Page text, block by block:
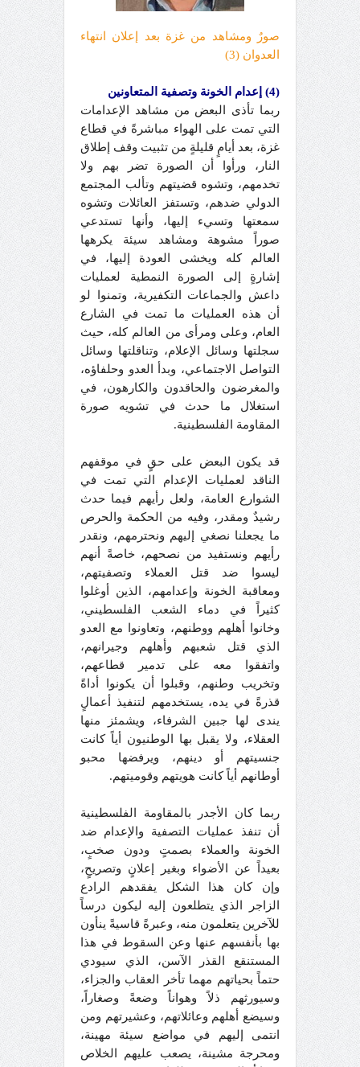
صورٌ ومشاهد من غزة بعد إعلان انتهاء
العدوان (3)
(4) إعدام الخونة وتصفية المتعاونين
ربما تأذى البعض من مشاهد الإعدامات
التي تمت على الهواء مباشرةً في قطاع
غزة، بعد أيامٍ قليلةٍ من تثبيت وقف إطلاق
النار، ورأوا أن الصورة تضر بهم ولا
تخدمهم، وتشوه قضيتهم وتألب المجتمع
الدولي ضدهم، وتستفز العائلات وتشوه
سمعتها وتسيء إليها، وأنها تستدعي
صوراً مشوهة ومشاهد سيئة يكرهها
العالم كله ويخشى العودة إليها، في
إشارةٍ إلى الصورة النمطية لعمليات
داعش والجماعات التكفيرية، وتمنوا لو
أن هذه العمليات ما تمت في الشارع
العام، وعلى ومرأى من العالم كله، حيث
سجلتها وسائل الإعلام، وتناقلتها وسائل
التواصل الاجتماعي، وبدأ العدو وحلفاؤه،
والمغرضون والحاقدون والكارهون، في
استغلال ما حدث في تشويه صورة
المقاومة الفلسطينية.
قد يكون البعض على حقٍ في موقفهم
الناقد لعمليات الإعدام التي تمت في
الشوارع العامة، ولعل رأيهم فيما حدث
رشيدٌ ومقدر، وفيه من الحكمة والحرص
ما يجعلنا نصغي إليهم ونحترمهم، ونقدر
رأيهم ونستفيد من نصحهم، خاصةً أنهم
ليسوا ضد قتل العملاء وتصفيتهم،
ومعاقبة الخونة وإعدامهم، الذين أوغلوا
كثيراً في دماء الشعب الفلسطيني،
وخانوا أهلهم ووطنهم، وتعاونوا مع العدو
الذي قتل شعبهم وأهلهم وجيرانهم،
واتفقوا معه على تدمير قطاعهم،
وتخريب وطنهم، وقبلوا أن يكونوا أداةً
قذرةً في يده، يستخدمهم لتنفيذ أعمالٍ
يندى لها جبين الشرفاء، ويشمئز منها
العقلاء، ولا يقبل بها الوطنيون أياً كانت
جنسيتهم أو دينهم، ويرفضها محبو
أوطانهم أياً كانت هويتهم وقوميتهم.
ربما كان الأجدر بالمقاومة الفلسطينية
أن تنفذ عمليات التصفية والإعدام ضد
الخونة والعملاء بصمتٍ ودون صخبٍ،
بعيداً عن الأضواء وبغير إعلانٍ وتصريحٍ،
وإن كان هذا الشكل يفقدهم الرادع
الزاجر الذي يتطلعون إليه ليكون درساً
للآخرين يتعلمون منه، وعبرةً قاسيةً ينأون
بها بأنفسهم عنها وعن السقوط في هذا
المستنقع القذر الآسن، الذي سيودي
حتماً بحياتهم مهما تأخر العقاب والجزاء،
وسيورثهم ذلاً وهواناً وضعةً وصغاراً،
وسيضع أهلهم وعائلاتهم، وعشيرتهم ومن
انتمى إليهم في مواضع سيئة مهينة،
ومحرجة مشينة، يصعب عليهم الخلاص